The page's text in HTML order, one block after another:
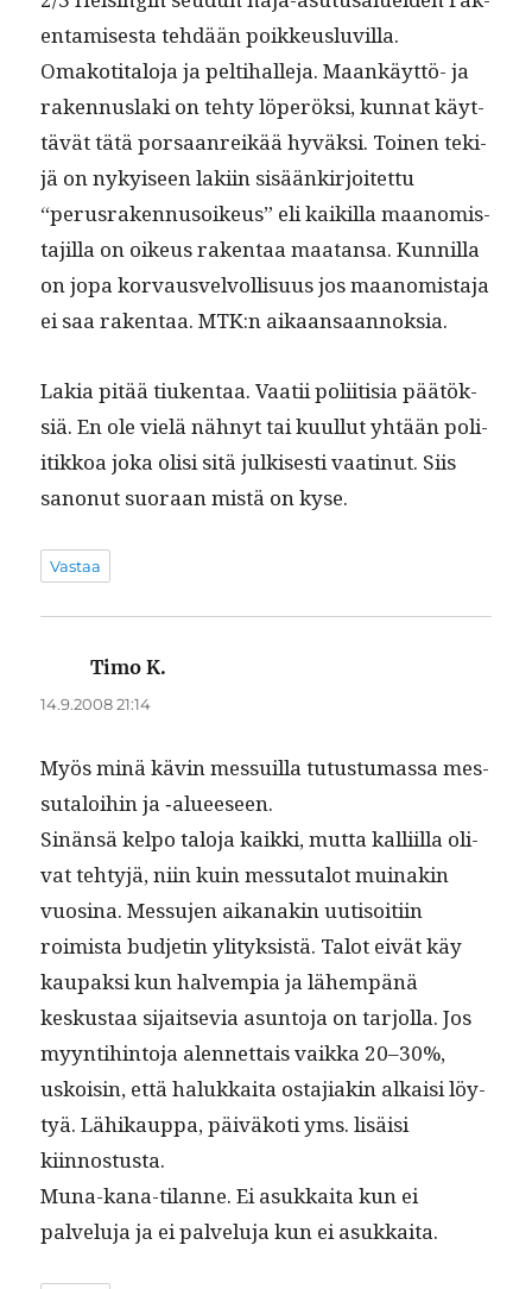
en­tamis­es­ta tehdään poikkeusluvil­la.
Omakoti­talo­ja ja pelti­halle­ja. Maankäyt­tö- ja
raken­nus­la­ki on tehty löperök­si, kun­nat käyt­
tävät tätä por­saan­reikää hyväk­si. Toinen tek­i­
jä on nykyiseen laki­in sisäänkir­joitet­tu
“perus­raken­nu­soikeus” eli kaikil­la maan­omis­
ta­jil­la on oikeus rak­en­taa maatansa. Kun­nil­la
on jopa kor­vausvelvol­lisu­us jos maan­omis­ta­ja
ei saa rak­en­taa. MTK:n aikaansaannoksia.
Lakia pitää tiuken­taa. Vaatii poli­itisia päätök­
siä. En ole vielä näh­nyt tai kuul­lut yhtään poli­
itikkoa joka olisi sitä julkises­ti vaat­in­ut. Siis
sanonut suo­raan mis­tä on kyse.
Vastaa
Timo K.
14.9.2008 21:14
Myös minä kävin mes­suil­la tutus­tu­mas­sa mes­
su­taloi­hin ja ‑alueeseen.
Sinän­sä kelpo talo­ja kaik­ki, mut­ta kalli­il­la oli­
vat tehtyjä, niin kuin mes­su­talot muinakin
vuosi­na. Mes­su­jen aikanakin uuti­soiti­in
roimista bud­jetin yli­tyk­sistä. Talot eivät käy
kau­pak­si kun halvem­pia ja lähempänä
keskus­taa sijait­se­via asun­to­ja on tar­jol­la. Jos
myyn­ti­hin­to­ja alen­net­tais vaik­ka 20–30%,
uskoisin, että halukkai­ta osta­ji­akin alka­isi löy­
tyä. Lähikaup­pa, päiväkoti yms. lisäisi
kiinnostusta.
Muna-kana-tilanne. Ei asukkai­ta kun ei
palvelu­ja ja ei palvelu­ja kun ei asukkaita.